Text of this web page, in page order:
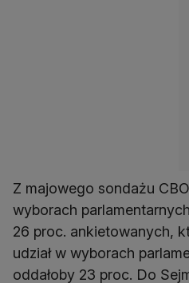
Z majowego sondażu
wyborach
26 proc. ankietowanych,
udział w wyborach
oddałoby 23 proc. Do